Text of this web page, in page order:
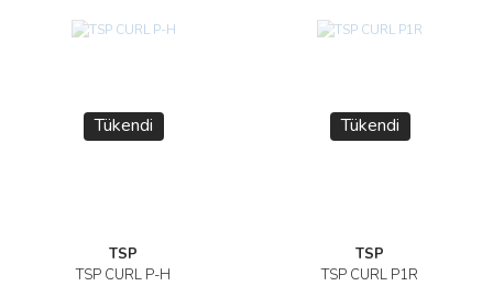
Tükendi
TSP
TSP CURL P-H
Tükendi
TSP
TSP CURL P1R